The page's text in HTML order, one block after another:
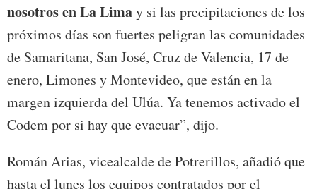
nosotros en La Limay si las precipitaciones de los
próximos días son fuertes peligran las comunidades
de Samaritana, San José, Cruz de Valencia, 17 de
enero, Limones y Montevideo, que están en la
margen izquierda del Ulúa. Ya tenemos activado el
Codem por si hay que evacuar”, dijo.
Román Arias, vicealcalde de Potrerillos, añadió que
hasta el lunes los equipos contratados por el